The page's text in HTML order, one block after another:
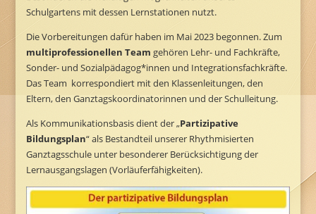
Schulgartens mit dessen Lernstationen nutzt.
Die Vorbereitungen dafür haben im Mai 2023 begonnen. Zum
multiprofessionellen Team gehören Lehr- und Fachkräfte,
Sonder- und Sozialpädagog*innen und Integrationsfachkräfte.
Das Team korrespondiert mit den Klassenleitungen, den
Eltern, den Ganztagskoordinatorinnen und der Schulleitung.
Als Kommunikationsbasis dient der „Partizipative
Bildungsplan“ als Bestandteil unserer Rhythmisierten
Ganztagsschule unter besonderer Berücksichtigung der
Lernausgangslagen (Vorläuferfähigkeiten).